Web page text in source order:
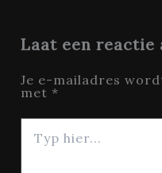
Laat een reactie
Je e-mailadres
met *
hier...